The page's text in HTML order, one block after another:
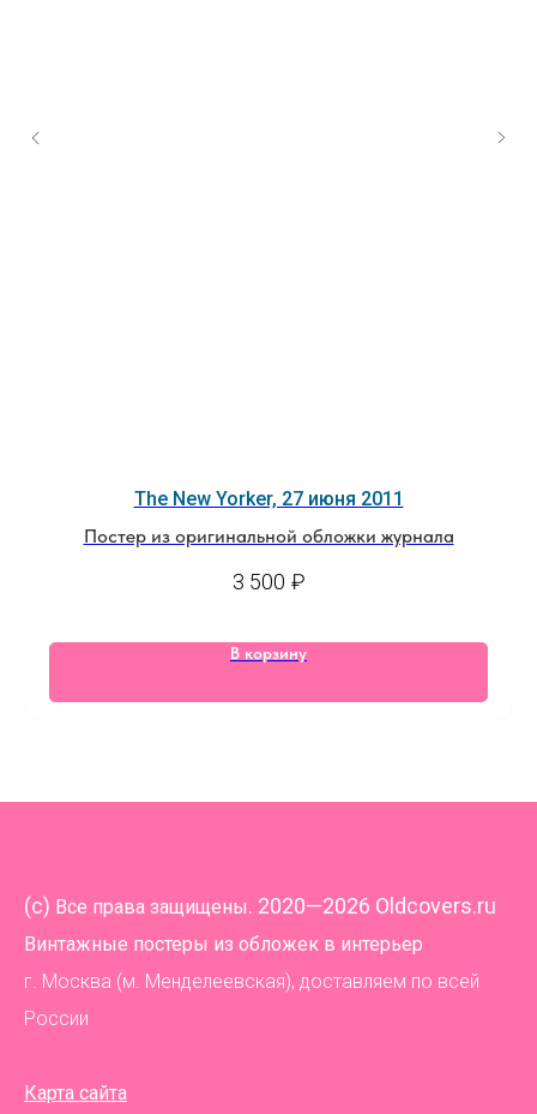
The New Yorker, 27 июня 2011
Постер из оригинальной обложки журнала
3 500 ₽
В корзину
(c) Все права защищены. 2020—2026 Oldcovers.ru
Винтажные постеры из обложек в интерьер
г. Москва (м. Менделеевская), доставляем по всей
России
Карта сайта